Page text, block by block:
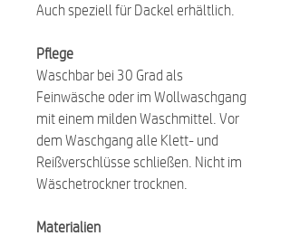
Auch speziell für Dackel erhältlich.
Pflege
Waschbar bei 30 Grad als
Feinwäsche oder im Wollwaschgang
mit einem milden Waschmittel. Vor
dem Waschgang alle Klett- und
Reißverschlüsse schließen. Nicht im
Wäschetrockner trocknen.
Materialien